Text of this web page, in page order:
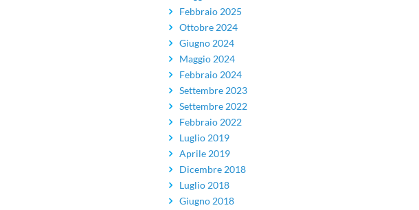
Febbraio 2025
Ottobre 2024
Giugno 2024
Maggio 2024
Febbraio 2024
Settembre 2023
Settembre 2022
Febbraio 2022
Luglio 2019
Aprile 2019
Dicembre 2018
Luglio 2018
Giugno 2018